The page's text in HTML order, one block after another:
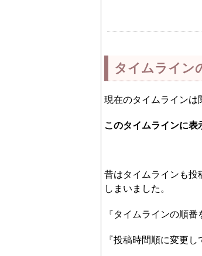
タイムライン
現在のタイムラインは
このタイムラインに表
昔はタイムラインも投
しまいました。
『タイムラインの順番
『投稿時間順に変更し